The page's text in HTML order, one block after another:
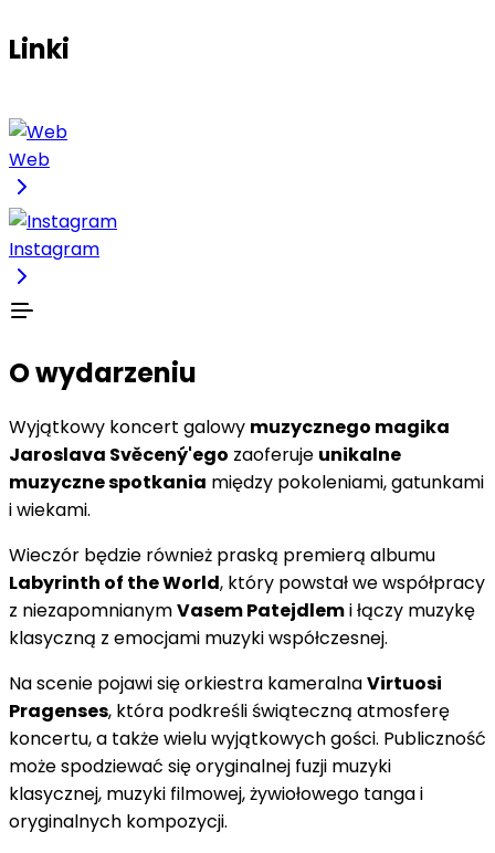
Linki
Web
Instagram
O wydarzeniu
Wyjątkowy koncert galowy muzycznego magika
Jaroslava Svěcený'ego zaoferuje unikalne
muzyczne spotkania między pokoleniami, gatunkami
i wiekami.
Wieczór będzie również praską premierą albumu
Labyrinth of the World, który powstał we współpracy
z niezapomnianymVasem Patejdlemi łączy muzykę
klasyczną z emocjami muzyki współczesnej.
Na scenie pojawi się orkiestra kameralnaVirtuosi
Pragenses, która podkreśli świąteczną atmosferę
koncertu, a także wielu wyjątkowych gości. Publiczność
może spodziewać się oryginalnej fuzji muzyki
klasycznej, muzyki filmowej, żywiołowego tanga i
oryginalnych kompozycji.